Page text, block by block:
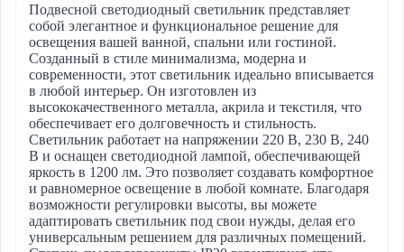
Подвесной светодиодный светильник представляет
собой элегантное и функциональное решение для
освещения вашей ванной, спальни или гостиной.
Созданный в стиле минимализма, модерна и
современности, этот светильник идеально вписывается
в любой интерьер. Он изготовлен из
высококачественного металла, акрила и текстиля, что
обеспечивает его долговечность и стильность.
Светильник работает на напряжении 220 В, 230 В, 240
В и оснащен светодиодной лампой, обеспечивающей
яркость в 1200 лм. Это позволяет создавать комфортное
и равномерное освещение в любой комнате. Благодаря
возможности регулировки высоты, вы можете
адаптировать светильник под свои нужды, делая его
универсальным решением для различных помещений.